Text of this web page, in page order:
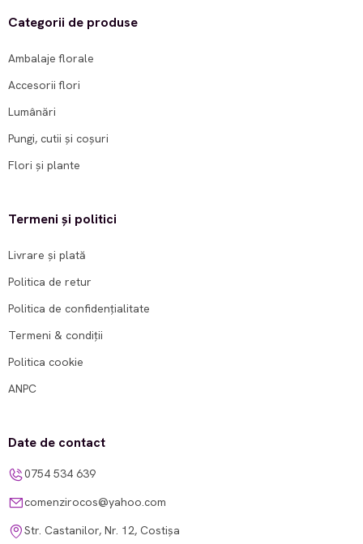
Categorii de produse
Ambalaje florale
Accesorii flori
Lumânări
Pungi, cutii și coșuri
Flori și plante
Termeni și politici
Livrare și plată
Politica de retur
Politica de confidențialitate
Termeni & condiții
Politica cookie
ANPC
Date de contact
0754 534 639
comenzirocos@yahoo.com
Str. Castanilor, Nr. 12, Costișa